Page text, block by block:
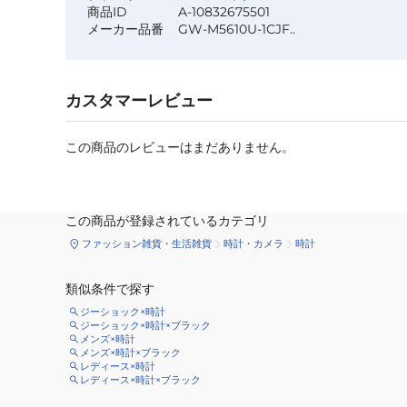
商品ID
A-10832675501
メーカー品番
GW-M5610U-1CJF..
カスタマーレビュー
この商品のレビューはまだありません。
この商品が登録されているカテゴリ
ファッション雑貨・生活雑貨 時計・カメラ 時計
類似条件で探す
ジーショック×時計
ジーショック×時計×ブラック
メンズ×時計
メンズ×時計×ブラック
レディース×時計
レディース×時計×ブラック